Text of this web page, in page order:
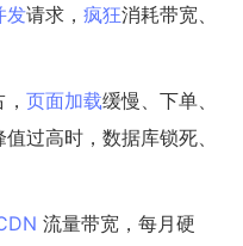
发请求， 疯狂消耗带宽、
页面加载缓慢、下单、
过高时，数据库锁死、
流量带宽，每月硬